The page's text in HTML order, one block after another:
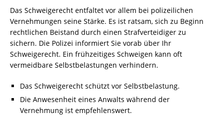
Das Schweigerecht entfaltet vor allem bei polizeilichen
Vernehmungen seine Stärke. Es ist ratsam, sich zu Beginn
rechtlichen Beistand durch einen Strafverteidiger zu
sichern. Die Polizei informiert Sie vorab über Ihr
Schweigerecht. Ein frühzeitiges Schweigen kann oft
vermeidbare Selbstbelastungen verhindern.
Das Schweigerecht schützt vor Selbstbelastung.
Die Anwesenheit eines Anwalts während der
Vernehmung ist empfehlenswert.